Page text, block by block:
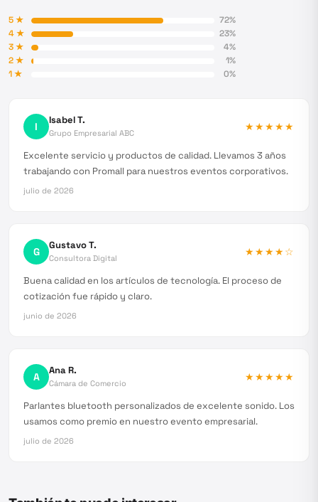
5★ 72%
4★ 23%
3★ 4%
2★ 1%
1★ 0%
I Isabel T.
Grupo Empresarial ABC
★★★★★
Excelente servicio y productos de calidad. Llevamos 3 años
trabajando con Promall para nuestros eventos corporativos.
julio de 2026
G Gustavo T.
Consultora Digital
★★★★☆
Buena calidad en los artículos de tecnología. El proceso de
cotización fue rápido y claro.
junio de 2026
A Ana R.
Cámara de Comercio
★★★★★
Parlantes bluetooth personalizados de excelente sonido. Los
usamos como premio en nuestro evento empresarial.
julio de 2026